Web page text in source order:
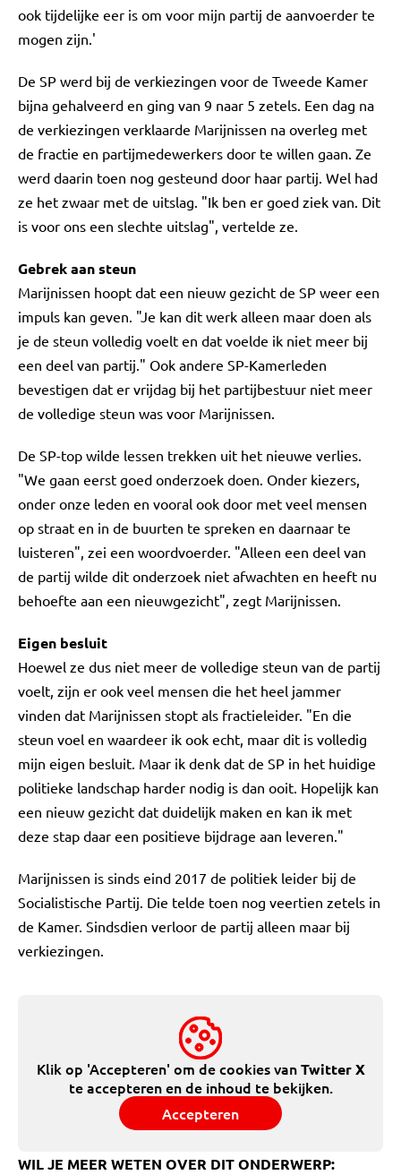
ook tijdelijke eer is om voor mijn partij de aanvoerder te
mogen zijn.'
De SP werd bij de verkiezingen voor de Tweede Kamer
bijna gehalveerd en ging van 9 naar 5 zetels. Een dag na
de verkiezingen verklaarde Marijnissen na overleg met
de fractie en partijmedewerkers door te willen gaan. Ze
werd daarin toen nog gesteund door haar partij. Wel had
ze het zwaar met de uitslag. "Ik ben er goed ziek van. Dit
is voor ons een slechte uitslag", vertelde ze.
Gebrek aan steun
Marijnissen hoopt dat een nieuw gezicht de SP weer een
impuls kan geven. "Je kan dit werk alleen maar doen als
je de steun volledig voelt en dat voelde ik niet meer bij
een deel van partij." Ook andere SP-Kamerleden
bevestigen dat er vrijdag bij het partijbestuur niet meer
de volledige steun was voor Marijnissen.
De SP-top wilde lessen trekken uit het nieuwe verlies.
"We gaan eerst goed onderzoek doen. Onder kiezers,
onder onze leden en vooral ook door met veel mensen
op straat en in de buurten te spreken en daarnaar te
luisteren", zei een woordvoerder. "Alleen een deel van
de partij wilde dit onderzoek niet afwachten en heeft nu
behoefte aan een nieuwgezicht", zegt Marijnissen.
Eigen besluit
Hoewel ze dus niet meer de volledige steun van de partij
voelt, zijn er ook veel mensen die het heel jammer
vinden dat Marijnissen stopt als fractieleider. "En die
steun voel en waardeer ik ook echt, maar dit is volledig
mijn eigen besluit. Maar ik denk dat de SP in het huidige
politieke landschap harder nodig is dan ooit. Hopelijk kan
een nieuw gezicht dat duidelijk maken en kan ik met
deze stap daar een positieve bijdrage aan leveren."
Marijnissen is sinds eind 2017 de politiek leider bij de
Socialistische Partij. Die telde toen nog veertien zetels in
de Kamer. Sindsdien verloor de partij alleen maar bij
verkiezingen.
Klik op 'Accepteren' om de cookies vanTwitter X
te accepteren en de inhoud te bekijken.
Accepteren
WIL JE MEER WETEN OVER DIT ONDERWERP: